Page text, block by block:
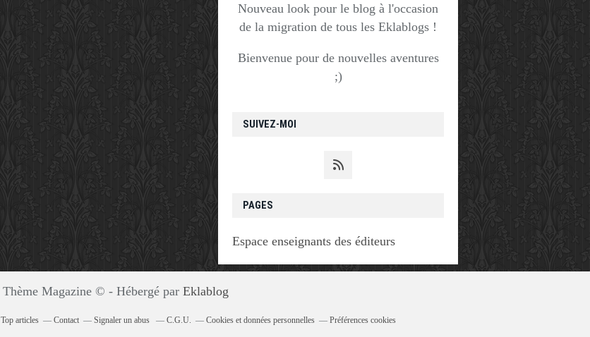
SUIVEZ-MOI
PAGES
Espace enseignants des éditeurs
Nouveau look pour le blog à l'occasion
de la migration de tous les Eklablogs !
Bienvenue pour de nouvelles aventures
;)
Thème Magazine © - Hébergé par Eklablog
Top articles Contact Signaler un abus C.G.U. Cookies et données personnelles Préférences cookies